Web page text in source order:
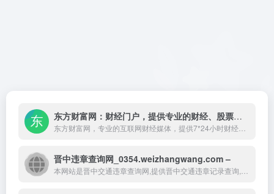
东方财富网：财经门户，提供专业的财经、股票、行情、证券、基金、理财、银行、保险、信托、期货、黄金、股吧、博客等各类财经资讯及数据
晋中违章查询网_0354.weizhangwang.com –